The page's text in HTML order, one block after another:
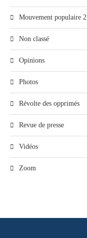
Mouvement populaire 2
Non classé
Opinions
Photos
Révolte des opprimés
Revue de presse
Vidéos
Zoom